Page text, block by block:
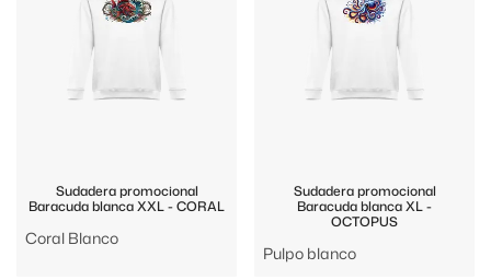
Sudadera promocional
Baracuda blanca XXL - CORAL
Coral Blanco
Sudadera promocional
Baracuda blanca XL -
OCTOPUS
Pulpo blanco